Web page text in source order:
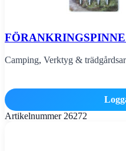
Camping, Verktyg &
Artikelnummer 26272